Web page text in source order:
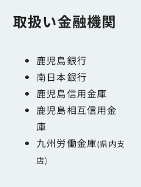
取扱い金融機関
鹿児島銀行
南日本銀行
鹿児島信用金庫
鹿児島相互信用金
庫
九州労働金庫(県内支
店)